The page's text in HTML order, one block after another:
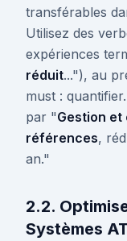
transférables
Utilisez des
expériences
réduit..."), au
must :
par "Gestion
références,
an."
2.2.
Systèmes